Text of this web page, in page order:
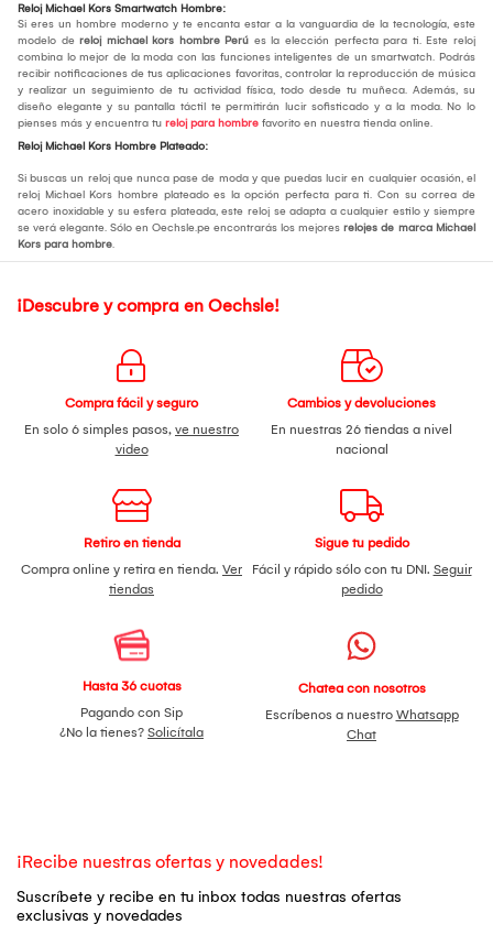
Reloj Michael Kors Smartwatch Hombre:
Si eres un hombre moderno y te encanta estar a la vanguardia de la tecnología, este
modelo de reloj michael kors hombre Perú es la elección perfecta para ti. Este reloj
combina lo mejor de la moda con las funciones inteligentes de un smartwatch. Podrás
recibir notificaciones de tus aplicaciones favoritas, controlar la reproducción de música
y realizar un seguimiento de tu actividad física, todo desde tu muñeca. Además, su
diseño elegante y su pantalla táctil te permitirán lucir sofisticado y a la moda. No lo
pienses más y encuentra tu reloj para hombre favorito en nuestra tienda online.
Reloj Michael Kors Hombre Plateado:
Si buscas un reloj que nunca pase de moda y que puedas lucir en cualquier ocasión, el
reloj Michael Kors hombre plateado es la opción perfecta para ti. Con su correa de
acero inoxidable y su esfera plateada, este reloj se adapta a cualquier estilo y siempre
se verá elegante. Sólo en Oechsle.pe encontrarás los mejores relojes de marca Michael
Kors para hombre.
¡Descubre y compra en Oechsle!
Compra fácil y seguro
En solo 6 simples pasos, ve nuestro
video
Cambios y devoluciones
En nuestras 26 tiendas a nivel
nacional
Retiro en tienda
Compra online y retira en tienda. Ver
tiendas
Sigue tu pedido
Fácil y rápido sólo con tu DNI. Seguir
pedido
Hasta 36 cuotas
Pagando con Sip
¿No la tienes? Solicítala
Chatea con nosotros
Escríbenos a nuestro Whatsapp
Chat
¡Recibe nuestras ofertas y novedades!
Suscríbete y recibe en tu inbox todas nuestras ofertas
exclusivas y novedades